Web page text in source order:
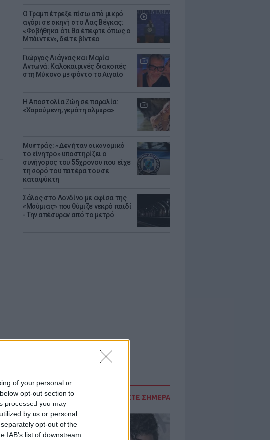
of your personal or
opt-out section to
processed you may
by us or personal
opt-out of the
IAB’s list of downstream
Ο Τραμπ έτρεξε πίσω από μικρό
αγόρι σε σκηνή στο Λας Βέγκας:
«Φοβήθηκα ότι θα έπεφτε όπως ο
Μπάιντεν», δείτε βίντεο
Γιώργος Λιάγκας και Μαρία
Αντωνά: Καλοκαιρινές διακοπές
στη Μύκονο με φόντο το Αιγαίο
Η Αποστολία Ζώη σε παραλία:
«Χαρούμενη, γεμάτη αλμύρα»
Μυστράς: «Δεν ήταν οικονομικό
το κίνητρο» υποστηρίζει ο
συνήγορος του 55χρονου που είχε
τη σορό του πατέρα του σε
καταψύκτη
Σάλος στο Λονδίνο με αφίσα της
«Μούμιας» που θύμιζε νεκρό παιδί
- Την απέσυραν από το μετρό
ΔΙΑΒΑΣΤΕ ΣΗΜΕΡΑ